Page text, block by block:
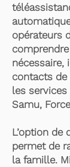
opérateurs
nécessaire,
contacts
les services
Samu,
L’option de
permet de
la famille.